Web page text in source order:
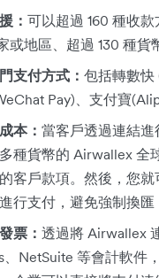
： 可以超過 160 種收
或地區、超過 130 種貨
支付方式： 包括轉數快
Pay)、支付寶
本： 當客戶透過連結
種貨幣的 Airwallex 全
客戶款項。然後，您就
行支付，避免強制換匯
票： 透過將 Airwallex
NetSuite 等會計軟件